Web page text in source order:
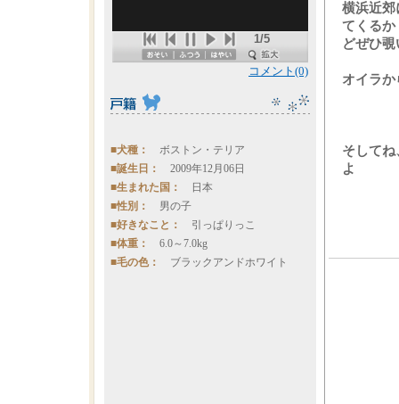
1/5
コメント(0)
■犬種： ボストン・テリア
■誕生日： 2009年12月06日
■生まれた国：
日本
■性別： 男の子
■好きなこと： 引っぱりっこ
■体重： 6.0～7.0kg
■毛の色： ブラックアンドホワイト
横浜近郊
てくる
どぜひ
オイラ
そして
よ